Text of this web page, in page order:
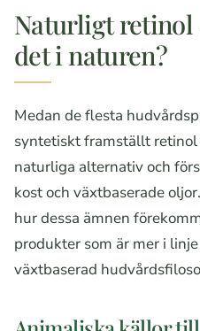
Naturligt retinol
det i naturen?
Medan de flesta
syntetiskt framställt
naturliga alternativ och
kost och växtbaserade
hur dessa ämnen
produkter som är mer i
växtbaserad